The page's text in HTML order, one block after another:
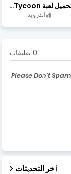
تحميل لعبة Idle Military SCH Tycoon مهكرة آخر إصدار
اندرويد
0 تعليقات
* Please Don't
ٱخر التحديثات